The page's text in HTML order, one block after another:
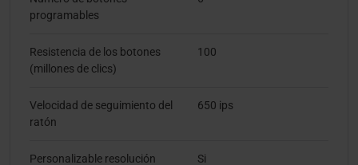
programables
Resistencia de los botones
(millones de clics)
100
Velocidad de seguimiento del
ratón
650 ips
Personalizable resolución
Si